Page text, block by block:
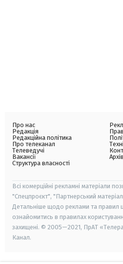
Про нас
Редакція
Редакційна політика
Про телеканал
Телеведучі
Вакансії
Структура власності
Архів
Всі комерційні рекламні матеріали
"Спецпроєкт", "Партнерський
Детальніше щодо реклами та правил
ознайомитись в правилах
захищені. © 2005—2021, ПрАТ
Канал.